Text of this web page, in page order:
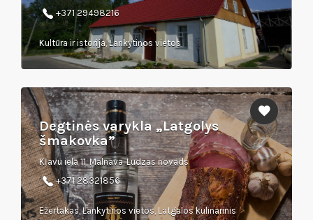
+371 29498216
Kultūra ir istorija, Lankytinos vietos
Degtinės varykla „Latgolys
šmakovka”
Kļavu iela 11, Malnava, Ludzas novads
+371 28321856
Ežertakas, Lankytinos vietos, Latgalos kulinarinis